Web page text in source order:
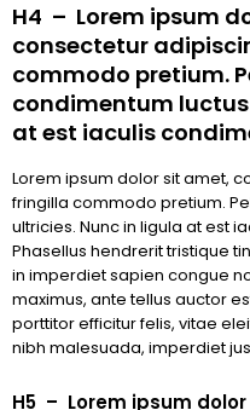
H4 – Lorem ipsum
consectetur
commodo pretium.
condimentum
at est iaculis
Lorem ipsum dolor sit amet,
fringilla commodo pretium.
ultricies. Nunc in ligula at est
Phasellus hendrerit tristique
in imperdiet sapien congue
maximus, ante tellus auctor
porttitor efficitur felis, vitae
nibh malesuada, imperdiet
H5 – Lorem ipsum